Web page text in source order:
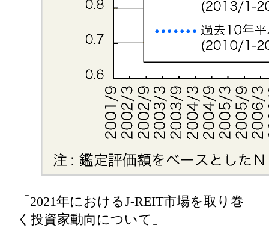
「2021年におけるJ-REIT市場を取り巻
く投資家動向について」